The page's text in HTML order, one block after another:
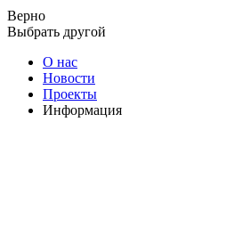
Верно
Выбрать другой
О нас
Новости
Проекты
Информация